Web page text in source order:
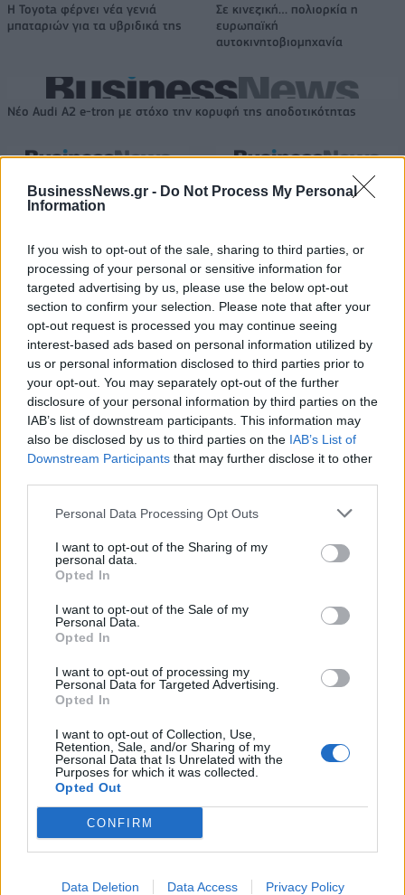
BusinessNews.gr - Do Not Process My Personal
Information
If you wish to opt-out of the sale, sharing to third parties, or
processing of your personal or sensitive information for
targeted advertising by us, please use the below opt-out
section to confirm your selection. Please note that after your
opt-out request is processed you may continue seeing
interest-based ads based on personal information utilized by
us or personal information disclosed to third parties prior to
your opt-out. You may separately opt-out of the further
disclosure of your personal information by third parties on the
IAB’s list of downstream participants. This information may
also be disclosed by us to third parties on the IAB’s List of
Downstream Participants that may further disclose it to other
Personal Data Processing Opt Outs
I want to opt-out of the Sharing of my
personal data.
Opted In
I want to opt-out of the Sale of my
Personal Data.
Opted In
I want to opt-out of processing my
Personal Data for Targeted Advertising.
Opted In
I want to opt-out of Collection, Use,
Retention, Sale, and/or Sharing of my
Personal Data that Is Unrelated with the
Purposes for which it was collected.
Opted Out
CONFIRM
Data Deletion Data Access Privacy Policy
Η Toyota φέρνει νέα γενιά
μπαταριών για τα υβριδικά της
Σε κινεζική… πολιορκία η
ευρωπαϊκή
αυτοκινητοβιομηχανία
Νέο Audi A2 e-tron με στόχο την κορυφή της αποδοτικότητας
υπεύθυνος και αναλαμβάνω την
ευθύνη»
Ο Γιάννης Αγραβάνης στον Βίκο
Ιωαννίνων
Ελληνική Αναπτυξιακή Τράπεζα: Με «προίκα» 2 δισ. ευρώ ανοίγει
δρόμο για δάνεια έως 5 δισ. σε μικρομεσαίες
Β.Σ. Καρούλιας: Τζίρος 98,7
εκατ. ευρώ και αύξηση κερδών
57% - Τα νέα στοιχήματα σε
low & non alcohol
Deloitte Ελλάδος:
Χρηματοοικονομικός
σύμβουλος της ΔΕΗ για την
είσοδο στην πολωνική αγορά
ενέργειας
Η Chery επενδύει 75 εκατ. δολάρια στην KG Mobility
18.990 ευρώ
συνεχίζουν μαζί: Ανανέωση της
συνεργασίας τους μέχρι το
FTSE4Good
Alpha Bank: Για πρώτη φορά το Αρχαίο Θέατρο Επιδαύρου άνοιξε τις
πύλες του σε όλους